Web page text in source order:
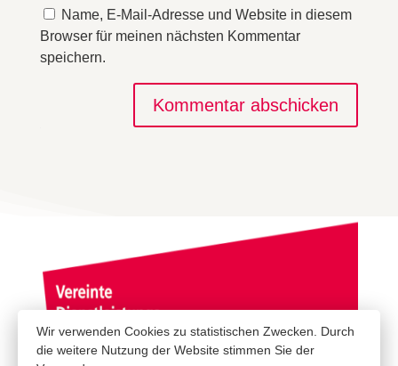
Name, E-Mail-Adresse und Website in diesem
Browser für meinen nächsten Kommentar
speichern.
Kommentar abschicken
Wir verwenden Cookies zu statistischen Zwecken. Durch
die weitere Nutzung der Website stimmen Sie der